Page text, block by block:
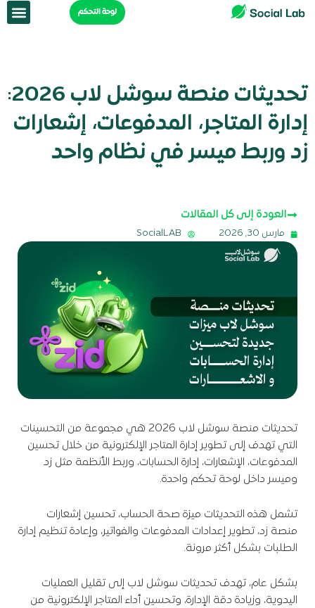
تخطي
لوحة التحكم
تحديثات منصة سوشل لاب 2026:
إدارة المتاجر، المدفوعات، إشعارات
زد وربط ميسر في نظام واحد
العودة إلى كل المقالات
مارس 30, 2026 SocialLAB
تحديثات منصة سوشل لاب 2026 هي مجموعة من التحسينات
التي تهدف إلى تطوير إدارة المتاجر الإلكترونية من خلال تحسين
المدفوعات، الإشعارات، إدارة الحسابات، وربط الأنظمة مثل زد
وميسر داخل لوحة تحكم واحدة.
تشمل هذه التحديثات ميزة صحة الحساب، تحسين إشعارات
منصة زد، تطوير إعدادات المدفوعات والفواتير، وإعادة تنظيم إدارة
الطلبات بشكل أكثر مرونة.
بشكل عام، تهدف تحديثات سوشل لاب إلى تقليل العمليات
اليدوية، وزيادة دقة الإدارة، وتحسين أداء المتاجر الإلكترونية من